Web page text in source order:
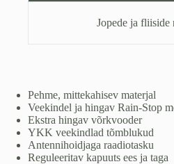
Jopede ja fliiside
Pehme, mittekahisev materjal
Veekindel ja hingav Rain-Stop
Ekstra hingav võrkvooder
YKK veekindlad tõmblukud
Antennihoidjaga raadiotasku
Reguleeritav kapuuts ees ja taga